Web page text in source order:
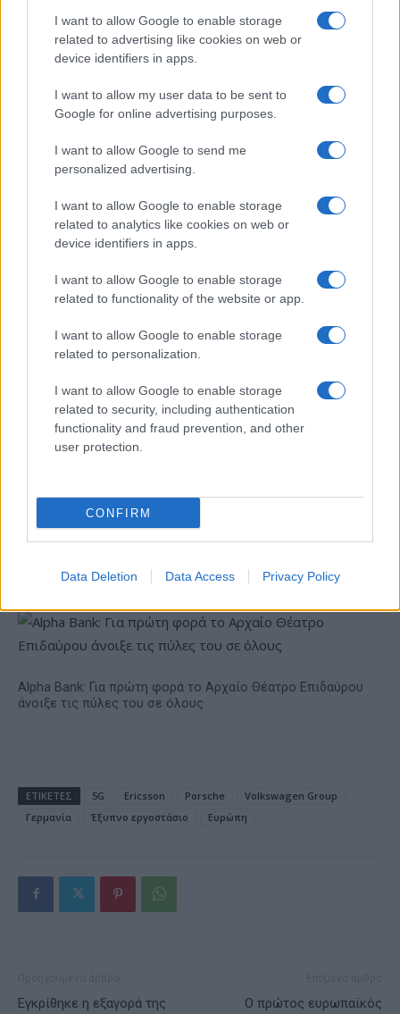
I want to allow Google to enable storage
related to advertising like cookies on web or
device identifiers in apps.
I want to allow my user data to be sent to
Google for online advertising purposes.
I want to allow Google to send me
personalized advertising.
I want to allow Google to enable storage
related to analytics like cookies on web or
device identifiers in apps.
I want to allow Google to enable storage
related to functionality of the website or app.
I want to allow Google to enable storage
related to personalization.
I want to allow Google to enable storage
related to security, including authentication
functionality and fraud prevention, and other
user protection.
CONFIRM
Data Deletion Data Access Privacy Policy
Χρηματοδότηση 8 εκατ.
ενημέρωσης- Ξεκίνησε το
πενταετές πρόγραμμα
Metlen: Ρεκόρ EBITDA στο
εκατ. ευρώ
Η Chery επενδύει 75 εκατ. δολάρια στην KG Mobility
Το FIAT 500 Hybrid τώρα
από 18.990 ευρώ
Ατρόμητος και Novibet
συνεχίζουν μαζί: Ανανέωση
της συνεργασίας τους μέχρι
δεικτών FTSE4Good
Alpha Bank: Για πρώτη φορά το Αρχαίο Θέατρο Επιδαύρου
άνοιξε τις πύλες του σε όλους
ΕΤΙΚΕΤΕΣ 5G Ericsson Porsche
Volkswagen Group
Γερμανία
Έξυπνο εργοστάσιο Ευρώπη
Εγκρίθηκε η εξαγορά της
Ο πρώτος ευρωπαϊκός